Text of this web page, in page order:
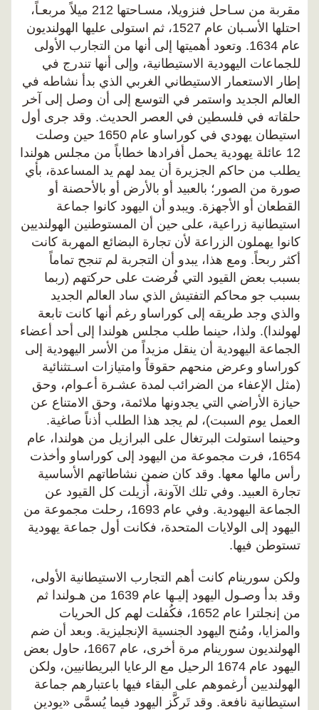
مقربة من سـاحل فنزويلا، مسـاحتها 212 ميلاً مربعـاً،
احتلها الأسـبان عام 1527، ثم استولى عليها الهولنديون
عام 1634. وتعود أهميتها إلى أنها من التجارب الأولى
للجماعات اليهودية الاستيطانية، وإلى أنها تندرج في
إطار الاستعمار الاستيطاني الغربي الذي بدأ نشاطه في
العالم الجديد واستمر في التوسع إلى أن وصل إلى آخر
حلقاته في فلسطين في العصر الحديث. وقد جرى أول
استيطان يهودي في كوراساو عام 1650 حين وصلت
12 عائلة يهودية يحمل أفرادها خطاباً من مجلس هولندا
يطلب من حاكم الجزيرة أن يمد لهم يد المساعدة، بأي
صورة من الصور؛ بالعبيد أو بالأرض أو بالأحصنة أو
القطعان أو الأجهزة. ويبدو أن اليهود كانوا جماعة
استيطانية زراعية، على حين أن المستوطنين الهولنديين
كانوا يهملون الزراعة لأن تجارة البضائع المهربة كانت
أكثر ربحاً. ومع هذا، يبدو أن التجربة لم تنجح تماماً
بسبب بعض القيود التي فُرضت على حركتهم (ربما
بسبب جو محاكم التفتيش الذي ساد العالم الجديد
والذي وجد طريقه إلى كوراساو رغم أنها كانت تابعة
لهولندا). ولذا، حينما طلب مجلس هولندا إلى أحد أعضاء
الجماعة اليهودية أن ينقل مزيداً من الأسر اليهودية إلى
كوراساو وعرض منحهم حقوقاً وامتيازات اسـتثنائية
(مثل الإعفاء من الضرائب لمدة عشـرة أعـوام، وحق
حيازة الأراضي التي يجدونها ملائمة، وحق الامتناع عن
العمل يوم السبت)، لم يجد هذا الطلب أذناً صاغية.
وحينما استولت البرتغال على البرازيل من هولندا، عام
1654، فرت مجموعة من اليهود إلى كوراساو وأخذت
رأس مالها معها. وقد كان ضمن نشاطاتهم الأساسية
تجارة العبيد. وفي تلك الآونة، أُزيلت كل القيود عن
الجماعة اليهودية. وفي عام 1693، رحلت مجموعة من
اليهود إلى الولايات المتحدة، فكانت أول جماعة يهودية
تستوطن فيها.
ولكن سورينام كانت أهم التجارب الاستيطانية الأولى،
وقد بدأ وصـول اليهود إليـها عام 1639 من هـولندا ثم
من إنجلترا عام 1652، فكُفلت لهم كل الحريات
والمزايا، ومُنح اليهود الجنسية الإنجليزية. وبعد أن ضم
الهولنديون سورينام مرة أخرى، عام 1667، حاول بعض
اليهود عام 1674 الرحيل مع الرعايا البريطانيين، ولكن
الهولنديين أرغموهم على البقاء فيها باعتبارهم جماعة
استيطانية نافعة. وقد تَركَّز اليهود فيما يُسمَّى «يودين